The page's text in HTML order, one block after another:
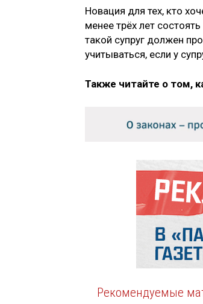
Новация для тех, кто
менее трёх лет
такой супруг должен
учитываться, если у
Также читайте о том,
Рекомендуемые